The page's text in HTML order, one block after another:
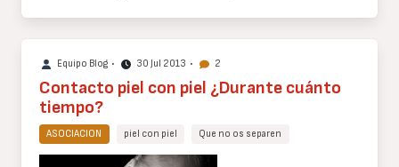
Equipo Blog • 30 Jul 2013 • 2
Contacto piel con piel ¿Durante cuánto
tiempo?
ASOCIACION piel con piel Que no os separen